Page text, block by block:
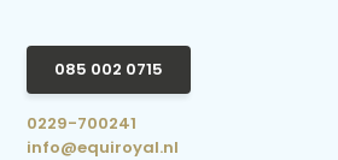
085 002 0715
0229-700241
info@equiroyal.nl